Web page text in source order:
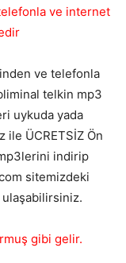
ve internet
ve telefonla
telkin mp3
uykuda yada
ile ÜCRETSİZ Ön
indirip
sitemizdeki
ulaşabilirsiniz.
gibi gelir.